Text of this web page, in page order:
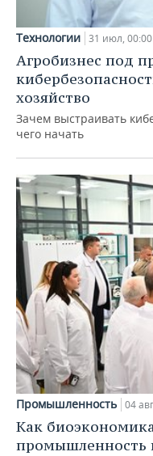
Технологии 31 июл, 00:00
Агробизнес под
хозяйство
Зачем выстраивать
чего начать
Промышленность 04
Как
промышленность